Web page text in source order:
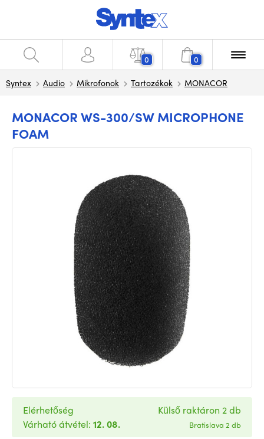
0 0
Syntex Audio Mikrofonok Tartozékok MONACOR
MONACOR WS-300/SW MICROPHONE
FOAM
Elérhetőség
Várható átvétel: 12. 08.
Külső raktáron 2 db
Bratislava 2 db